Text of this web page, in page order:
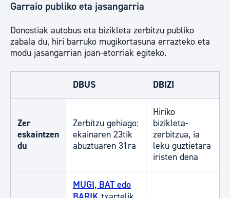
Garraio publiko eta jasangarria
Donostiak autobus eta bizikleta zerbitzu publiko
zabala du, hiri barruko mugikortasuna errazteko eta
modu jasangarrian joan-etorriak egiteko.
DBUS DBIZI
Zer
eskaintzen
du
Zerbitzu gehiago:
ekainaren 23tik
abuztuaren 31ra
Hiriko
bizikleta-
zerbitzua, ia
leku guztietara
iristen dena
MUGI, BAT edo